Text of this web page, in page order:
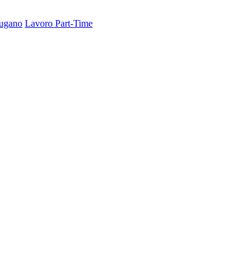
Lavoro Part-Time